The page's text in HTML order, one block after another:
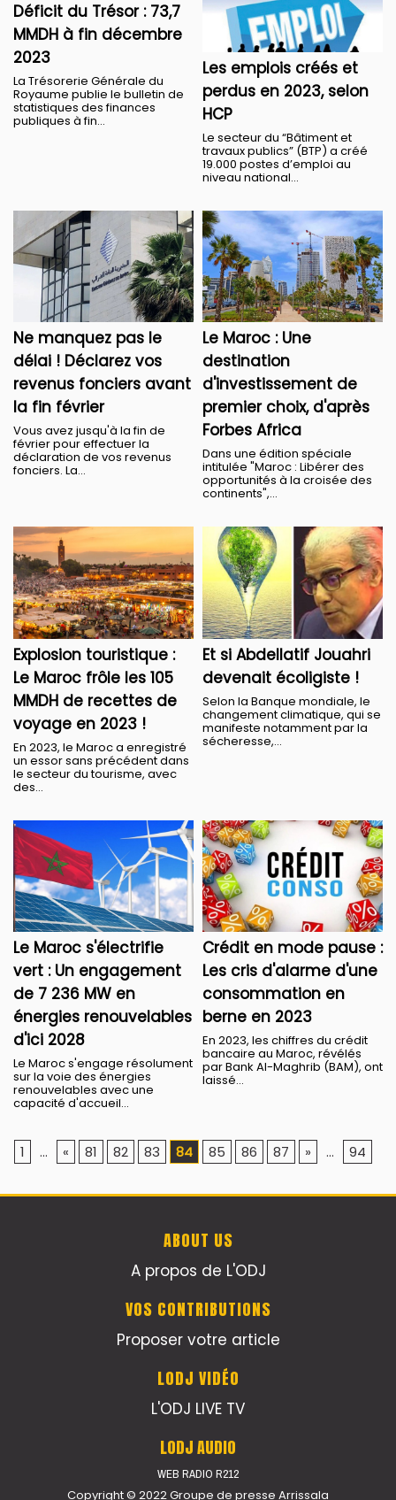
Déficit du Trésor : 73,7
MMDH à fin décembre
2023
La Trésorerie Générale du
Royaume publie le bulletin de
statistiques des finances
publiques à fin...
Les emplois créés et
perdus en 2023, selon
HCP
Le secteur du “Bâtiment et
travaux publics” (BTP) a créé
19.000 postes d’emploi au
niveau national...
Ne manquez pas le
délai ! Déclarez vos
revenus fonciers avant
la fin février
​Vous avez jusqu'à la fin de
février pour effectuer la
déclaration de vos revenus
fonciers. La...
​Le Maroc : Une
destination
d'investissement de
premier choix, d'après
Forbes Africa
Dans une édition spéciale
intitulée "Maroc : Libérer des
opportunités à la croisée des
continents",...
Explosion touristique :
Le Maroc frôle les 105
MMDH de recettes de
voyage en 2023 !
En 2023, le Maroc a enregistré
un essor sans précédent dans
le secteur du tourisme, avec
des...
Et si Abdellatif Jouahri
devenait écoligiste !
Selon la Banque mondiale, le
changement climatique, qui se
manifeste notamment par la
sécheresse,...
Le Maroc s'électrifie
vert : Un engagement
de 7 236 MW en
énergies renouvelables
d'ici 2028
Le Maroc s'engage résolument
sur la voie des énergies
renouvelables avec une
capacité d'accueil...
Crédit en mode pause :
Les cris d'alarme d'une
consommation en
berne en 2023
En 2023, les chiffres du crédit
bancaire au Maroc, révélés
par Bank Al-Maghrib (BAM), ont
laissé...
1 ... « 81 82 83 84 85 86 87 » ... 94
ABOUT US
A propos de L'ODJ
VOS CONTRIBUTIONS
Proposer votre article
LODJ VIDÉO
L'ODJ LIVE TV
LODJ AUDIO
WEB RADIO R212
Copyright © 2022 Groupe de presse Arrissala